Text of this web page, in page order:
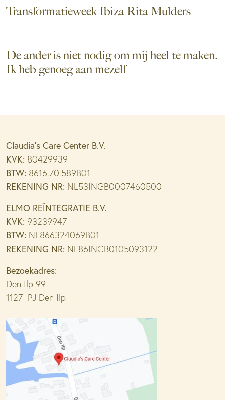
Transformatieweek Ibiza Rita Mulders
De ander is niet nodig om mij heel te maken.
Ik heb genoeg aan mezelf
Claudia’s Care Center B.V.
KVK: 80429939
BTW: 8616.70.589B01
REKENING NR: NL53INGB0007460500
ELMO REÏNTEGRATIE B.V.
KVK: 93239947
BTW: NL866324069B01
REKENING NR: NL86INGB0105093122
Bezoekadres:
Den Ilp 99
1127 PJ Den Ilp